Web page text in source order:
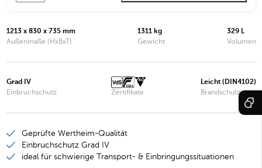
Wertheim Zerlegbarer Tresor DWS1901Z
Wertheim Zerlegbarer Tresor DWS1903Z
Wertheim Zerlegbarer Tresor DWS1902Z
1213 x 830 x 735 mm
Außenmaße (HxBxT)
1311 kg
Gewicht
329 L
Volumen
Grad IV
Einbruchschutz
Zertifikate
Leicht (DIN4102)
Brandschutz
Geprüfte Wertheim-Qualität
Einbruchschutz Grad IV
ideal für schwierige Transport- & Einbringungssituationen